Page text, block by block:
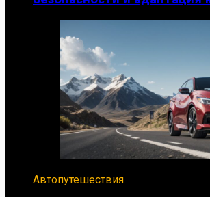
Автопутешествия